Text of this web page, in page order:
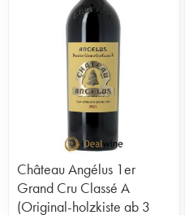
Château Angélus 1er
Grand Cru Classé A
(Original-holzkiste ab 3